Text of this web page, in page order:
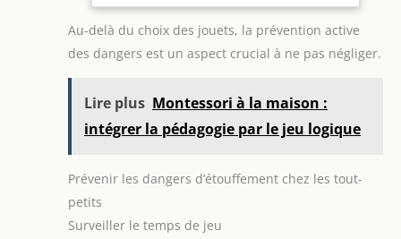
Au-delà du choix des jouets, la prévention active
des dangers est un aspect crucial à ne pas négliger.
Lire plus Montessori à la maison :
intégrer la pédagogie par le jeu logique
Prévenir les dangers d’étouffement chez les tout-
petits
Surveiller le temps de jeu